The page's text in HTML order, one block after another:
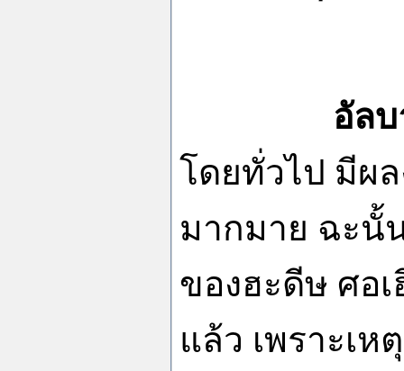
อัลบา
โดยทั่วไป มีผ
มากมาย ฉะนั้
ของฮะดีษ ศอ
แล้ว เพราะเ